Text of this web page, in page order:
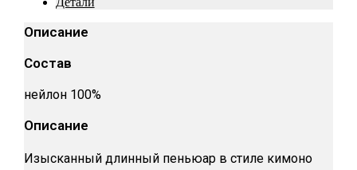
Описание
Состав
нейлон 100%
Описание
Изысканный длинный пеньюар в стиле кимоно